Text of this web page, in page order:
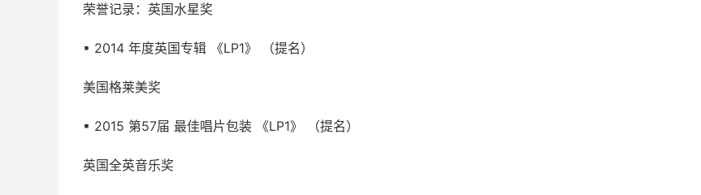
荣誉记录：英国水星奖
▪ 2014 年度英国专辑 《LP1》 （提名）
美国格莱美奖
▪ 2015 第57届 最佳唱片包装 《LP1》 （提名）
英国全英音乐奖